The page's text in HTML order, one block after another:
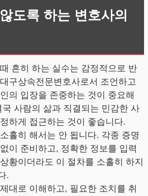
도록 하는 변호사의
흔히 하는 실수는 감정적으로 반
구상속전문변호사로서 조언하고
의 입장을 존중하는 것이 중요해
국 사람의 삶과 직결되는 민감한 사
하게 접근하는 것이 좋습니다.
홀히 해서는 안 됩니다. 각종 증명
이 준비하고, 정확한 정보를 입력
황이더라도 이 절차를 소홀히 하지
.
대로 이해하고, 필요한 조치를 취